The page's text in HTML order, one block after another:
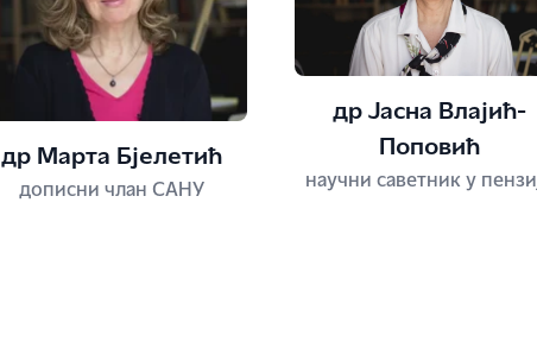
др Марта Бјелетић
дописни члан САНУ
др Јасна Влајић-
Поповић
научни саветник у